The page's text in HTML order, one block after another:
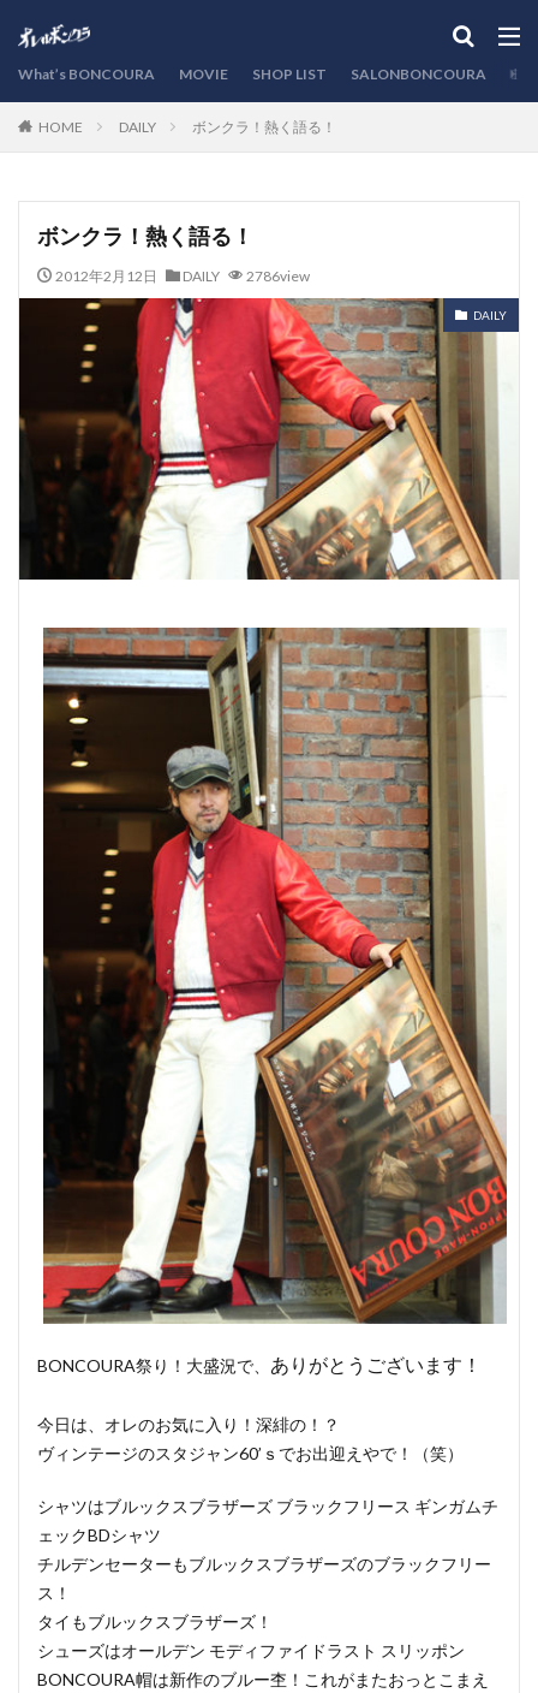
What’s BONCOURA MOVIE SHOP LIST SALONBONCOURA
HOME DAILY ボンクラ！熱く語る！
ボンクラ！熱く語る！
2012年2月12日 DAILY 2786view
DAILY
BONCOURA祭り！大盛況で、 ありがとうございます！
今日は、オレのお気に入り！深緋の！？
ヴィンテージのスタジャン60’ｓでお出迎えやで！（笑）
シャツはブルックスブラザーズ ブラックフリース ギンガムチ
ェックBDシャツ
チルデンセーターもブルックスブラザーズのブラックフリー
ス！
タイもブルックスブラザーズ！
シューズはオールデン モディファイドラスト スリッポン
BONCOURA帽は新作のブルー杢！これがまたおっとこまえ
カテゴリー
検索